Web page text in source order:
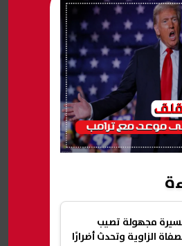
مجهولة تصيب
الزاوية وتحدث أضرارًا